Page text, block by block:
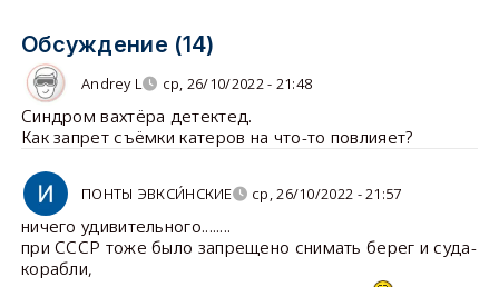
Обсуждение (14)
Andrey L ср, 26/10/2022 - 21:48
Синдром вахтёра детектед.
Как запрет съёмки катеров на что-то повлияет?
ПОНТЫ ЭВКСИ́НСКИЕ ср, 26/10/2022 - 21:57
ничего удивительного........
при СССР тоже было запрещено снимать берег и суда-
корабли,